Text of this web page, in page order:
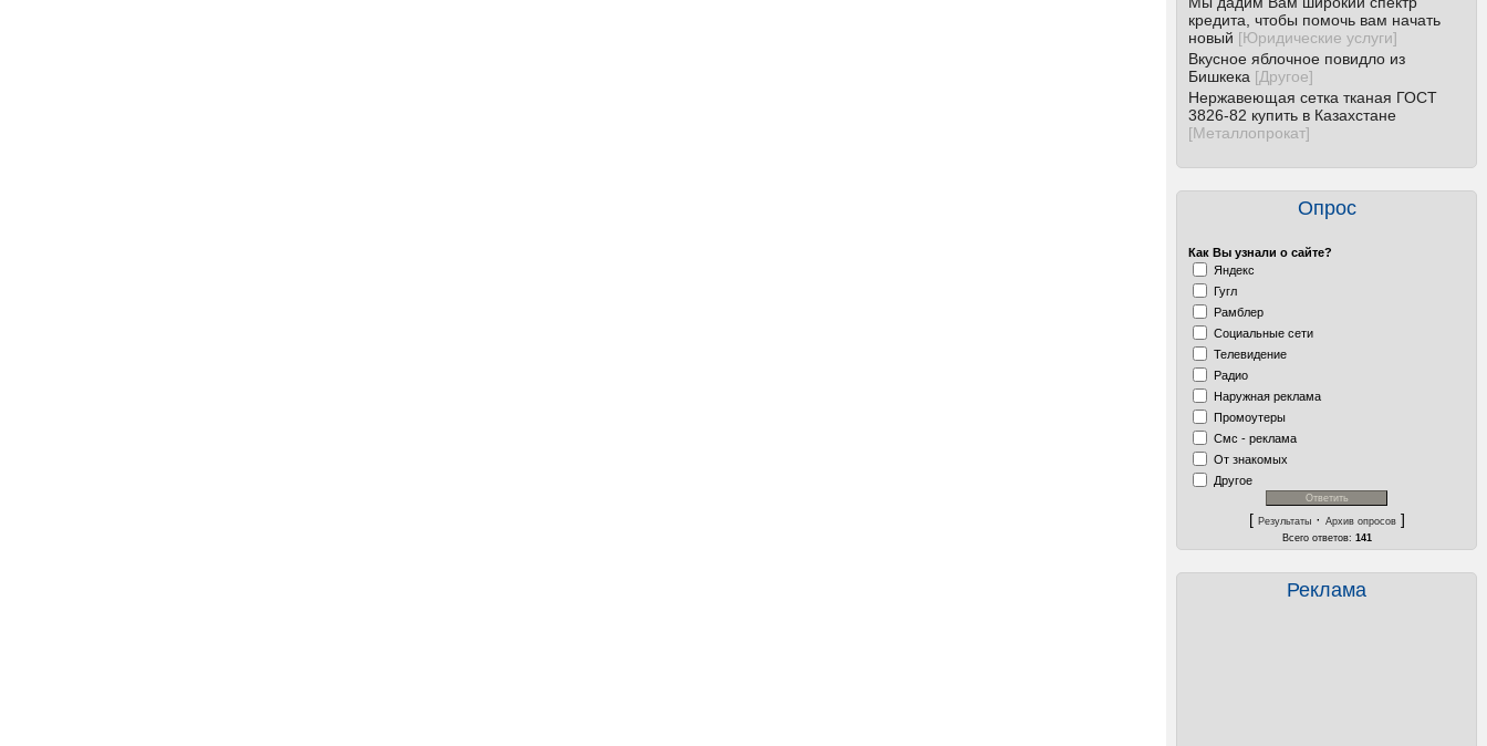
кредита, чтобы помочь вам начать
новый [Юридические услуги]
Вкусное яблочное повидло из
Бишкека [Другое]
Нержавеющая сетка тканая ГОСТ
3826-82 купить в Казахстане
[Металлопрокат]
Опрос
Как Вы узнали о сайте?
Яндекс
Гугл
Рамблер
Социальные сети
Телевидение
Радио
Наружная реклама
Промоутеры
Смс - реклама
От знакомых
Другое
[ Результаты· Архив опросов]
Всего ответов: 141
Реклама